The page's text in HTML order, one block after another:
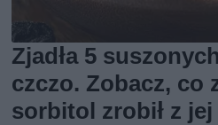
Zjadła 5
czczo. Zobacz, co
sorbitol zrobił z